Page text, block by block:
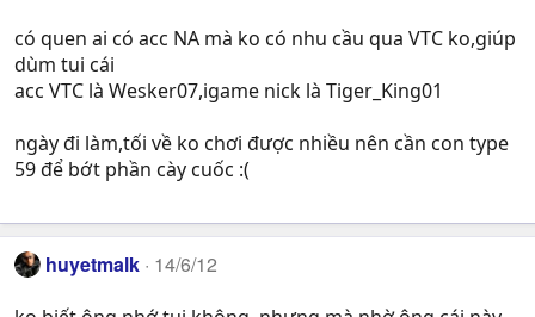
có quen ai có acc NA mà ko có nhu cầu qua VTC ko,giúp
dùm tui cái
acc VTC là Wesker07,igame nick là Tiger_King01
ngày đi làm,tối về ko chơi được nhiều nên cần con type
59 để bớt phần cày cuốc :(
huyetmalk 14/6/12